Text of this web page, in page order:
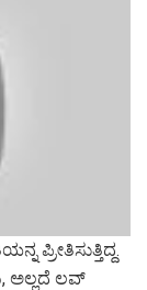
ಅಲ್ಲದೆ ಲವ್